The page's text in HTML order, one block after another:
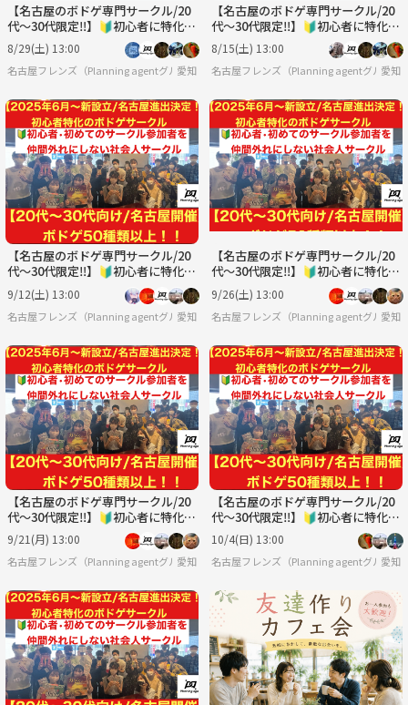
【名古屋のボドゲ専門サークル/20
代〜30代限定‼️】🔰初心者に特化し
たボドゲサークル
8/29(土) 13:00
名古屋フレンズ（Planning agentグループサークル）
愛知
【名古屋のボドゲ専門サークル/20
代〜30代限定‼️】🔰初心者に特化し
たボドゲサークル
8/15(土) 13:00
名古屋フレンズ（Planning agentグループ
愛知
【名古屋のボドゲ専門サークル/20
代〜30代限定‼️】🔰初心者に特化し
たボドゲサークル
9/12(土) 13:00
名古屋フレンズ（Planning agentグループサークル）
愛知
【名古屋のボドゲ専門サークル/20
代〜30代限定‼️】🔰初心者に特化し
たボドゲサークル
9/26(土) 13:00
名古屋フレンズ（Planning agentグループ
愛知
【名古屋のボドゲ専門サークル/20
代〜30代限定‼️】🔰初心者に特化し
たボドゲサークル
9/21(月) 13:00
名古屋フレンズ（Planning agentグループサークル）
愛知
【名古屋のボドゲ専門サークル/20
代〜30代限定‼️】🔰初心者に特化し
たボドゲサークル
10/4(日) 13:00
名古屋フレンズ（Planning agentグループ
愛知